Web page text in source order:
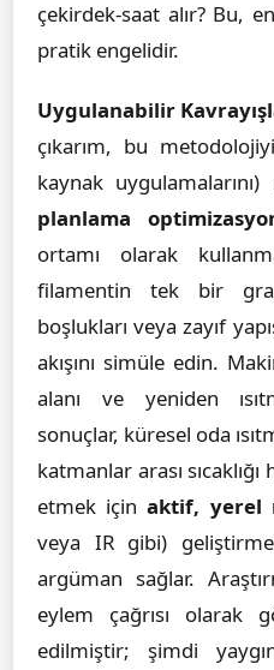
çekirdek-saat alır? Bu,
pratik engelidir.
Uygulanabilir
çıkarım, bu
kaynak uygulamalarını)
planlama
ortamı olarak
filamentin tek bir
boşlukları veya zayıf
akışını simüle edin.
alanı ve yeniden
sonuçlar, küresel oda
katmanlar arası
etmek içinaktif, yerel
veya IR gibi)
argüman sağlar.
eylem çağrısı olarak
edilmiştir; şimdi